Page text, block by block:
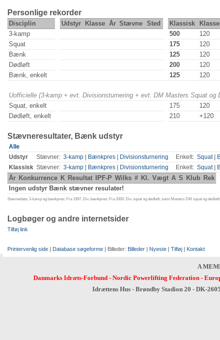
Personlige rekorder
Disciplin Udstyr Klasse År Stævne Sted Klassisk
Klasse
3-kamp
500
120
Squat
175
120
Bænk
125
120
Dødløft
200
120
Bænk, enkelt
125 120
Uofficielle (3-kamp + evt. Divisionsturnering + evt. DM Masters Squat
Squat, enkelt
175
120
Dødløft, enkelt
210 +120
Stævneresultater, Bænk udstyr
Alle
Udstyr
Stævner: 3-kamp Bænkpres Divisionsturnering Enkelt: Squat|
Klassisk Stævner: 3-kamp Bænkpres Divisionsturnering Enkelt: Squat|
År Konkurrence K Resultat IPF-P Wilks # Kl. Vægt A S Klub Rek
Ingen udstyr Bænk stævner resulater!
Stævnedata: 3-kamp og bænkpres: Fra 1997. Div. bænkpres: Fra 2000. Div. squat og dødløft, samt Masters DM squat og
Logbøger og andre internetsider
Tilføj link
Printervenlig side | Database søgeforme | Billeder: Billeder | Nyeste | Tilføj | Kontakt
A
Danmarks Idræts-Forbund- Nordic Powerlifting Federation-
Idrættens Hus - Brøndby Stadion 20 - DK-